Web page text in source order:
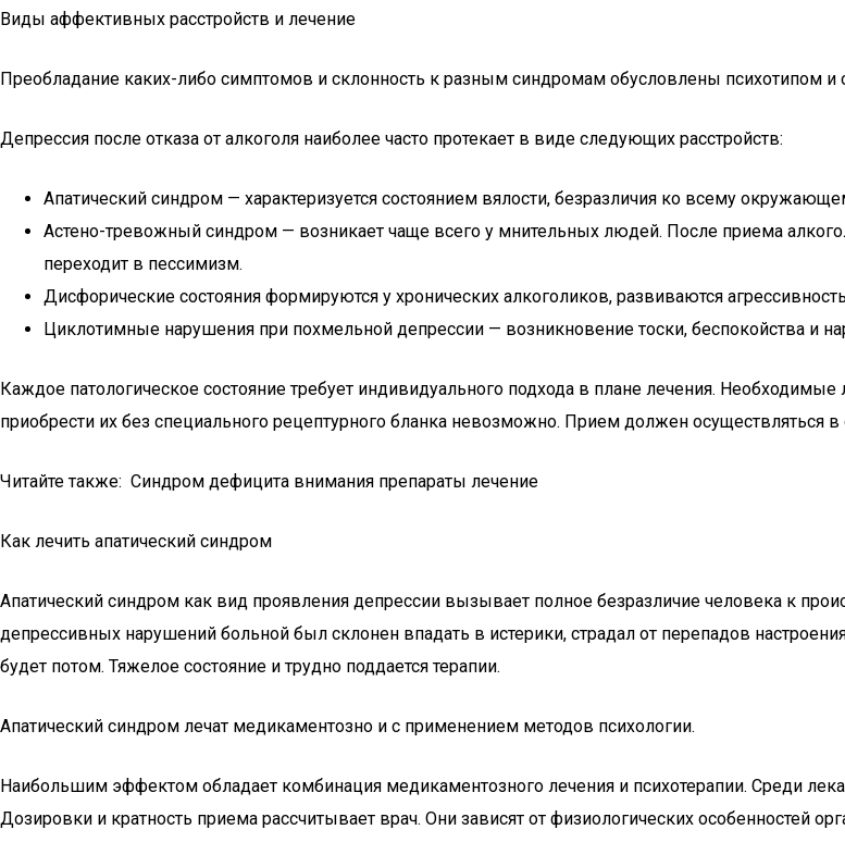
Виды аффективных расстройств и лечение
Преобладание каких-либо симптомов и склонность к разным синдромам обусловлены психотипом и
Депрессия после отказа от алкоголя наиболее часто протекает в виде следующих расстройств:
Апатический синдром — характеризуется состоянием вялости, безразличия ко всему
Астено-тревожный синдром — возникает чаще всего у мнительных людей. После приема
переходит в пессимизм.
Дисфорические состояния формируются у хронических алкоголиков, развиваются
Циклотимные нарушения при похмельной депрессии — возникновение тоски, беспокойства и
Каждое патологическое состояние требует индивидуального подхода в плане лечения.
приобрести их без специального рецептурного бланка невозможно. Прием должен осуществляться
Читайте также: Синдром дефицита внимания препараты лечение
Как лечить апатический синдром
Апатический синдром как вид проявления депрессии вызывает полное безразличие человека к
депрессивных нарушений больной был склонен впадать в истерики, страдал от перепадов
будет потом. Тяжелое состояние и трудно поддается терапии.
Апатический синдром лечат медикаментозно и с применением методов психологии.
Наибольшим эффектом обладает комбинация медикаментозного лечения и психотерапии. Среди
Дозировки и кратность приема рассчитывает врач. Они зависят от физиологических особенностей